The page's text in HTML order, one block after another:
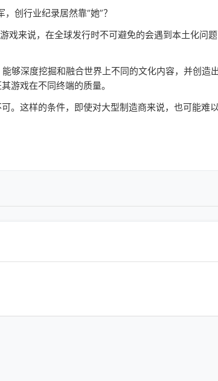
戏来说，在全球发行时不可避免的会遇到本土化问
够深度挖掘和融合世界上不同的文化内容，并创造
游戏在不同终端的质量。
。这样的条件，即使对大型制造商来说，也可能难以